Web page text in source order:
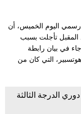
رسمي اليوم الخميس، أن
المقبل تأجلت بسبب
في بيان رابطة
هوتسبير، التي كان من
خلال 7 ثوان في دوري الدرجة الثالثة